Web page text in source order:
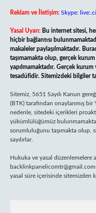
Reklam ve İletişim: Skype:
Yasal Uyarı: Bu internet sitesi,
hiçbir bağlantısı
makaleler paylaşılmaktadır.
taşımamakta olup, gerçek
yapılmamaktadır. Gerçek
tesadüfidir. Sitemizdeki bilgiler
Sitemiz, 5651 Sayılı Kanun
(BTK) tarafından onaylanmış bir
nedenle, sitedeki içerikleri
yükümlülüğümüz
sorumluluğunu taşımakta olup,
sayılırlar.
Hukuka ve yasal düzenlemelere
backlinkpanelicomtr@gmail.com
yasal süre içerisinde sitemizden